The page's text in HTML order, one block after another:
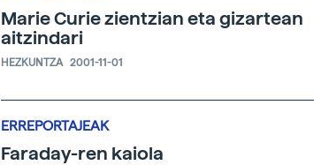
Marie Curie zientzian eta gizartean
aitzindari
HEZKUNTZA 2001-11-01
ERREPORTAJEAK
Faraday-ren kaiola